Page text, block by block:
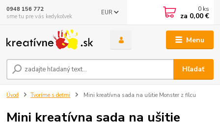
Menu
EUR
Hľadať
0948 156 772
sme tu pre vás kedykoľvek
0 ks
za 0,00 €
Úvod Tvoríme s deťmi Mini kreatívna sada na ušitie Monster z filcu
Mini kreatívna sada na ušitie